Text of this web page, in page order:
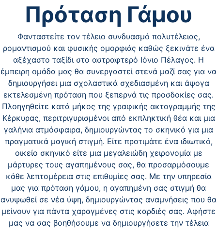
Πρόταση Γάμου
Φανταστείτε τον τέλειο συνδυασμό πολυτέλειας,
ρομαντισμού και φυσικής ομορφιάς καθώς ξεκινάτε ένα
αξέχαστο ταξίδι στο αστραφτερό Ιόνιο Πέλαγος. Η
έμπειρη ομάδα μας θα συνεργαστεί στενά μαζί σας για να
δημιουργήσει μια σχολαστικά σχεδιασμένη και άψογα
εκτελεσμένη πρόταση που ξεπερνά τις προσδοκίες σας.
Πλοηγηθείτε κατά μήκος της γραφικής ακτογραμμής της
Κέρκυρας, περιτριγυρισμένοι από εκπληκτική θέα και μια
γαλήνια ατμόσφαιρα, δημιουργώντας το σκηνικό για μια
πραγματικά μαγική στιγμή. Είτε προτιμάτε ένα ιδιωτικό,
οικείο σκηνικό είτε μια μεγαλειώδη χειρονομία με
μάρτυρες τους αγαπημένους σας, θα προσαρμόσουμε
κάθε λεπτομέρεια στις επιθυμίες σας. Με την υπηρεσία
μας για πρόταση γάμου, η αγαπημένη σας στιγμή θα
ανυψωθεί σε νέα ύψη, δημιουργώντας αναμνήσεις που θα
μείνουν για πάντα χαραγμένες στις καρδιές σας. Αφήστε
μας να σας βοηθήσουμε να δημιουργήσετε την τέλεια